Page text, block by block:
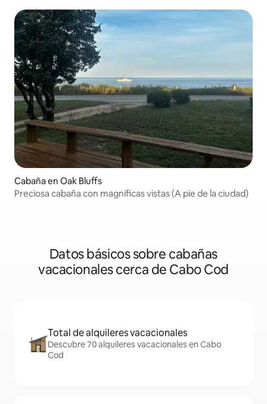
Cabaña en Oak Bluffs
Preciosa cabaña con magníficas vistas (A pie de la ciudad)
Datos básicos sobre cabañas
vacacionales cerca de Cabo Cod
Total de alquileres vacacionales
Descubre 70 alquileres vacacionales en Cabo
Cod